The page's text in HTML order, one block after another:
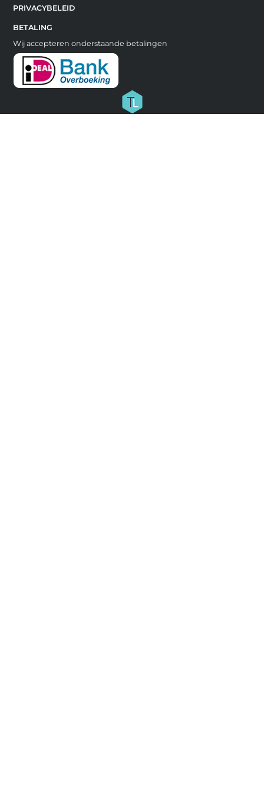
PRIVACYBELEID
BETALING
Wij accepteren onderstaande betalingen